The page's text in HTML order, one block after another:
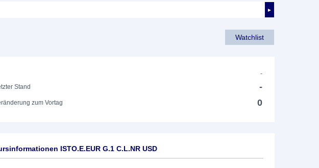
►
Watchlist
-
Stand
-
zum Vortag 0
ISTO.E.EUR G.1 C.L.NR USD